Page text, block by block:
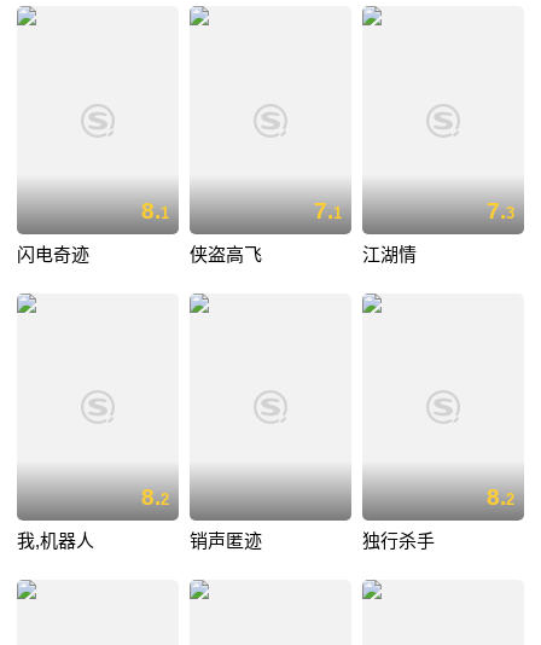
8.1
闪电奇迹
7.1
侠盗高飞
7.3
江湖情
8.2
我,机器人 销声匿迹
8.2
独行杀手